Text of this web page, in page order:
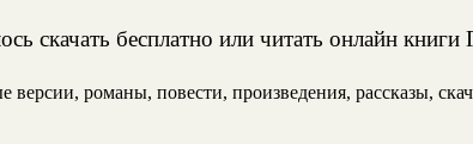
скачать бесплатно или читать онлайн
романы, повести, произведения, рассказы,